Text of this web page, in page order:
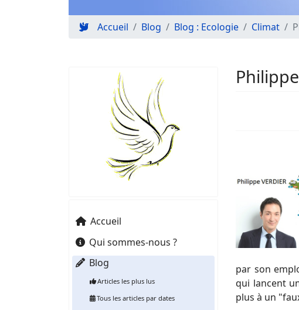
Accueil Blog Blog : Ecologie Climat
Accueil
Qui sommes-nous ?
Blog
Articles les plus lus
Tous les articles par dates
par son
qui lancent
plus à un